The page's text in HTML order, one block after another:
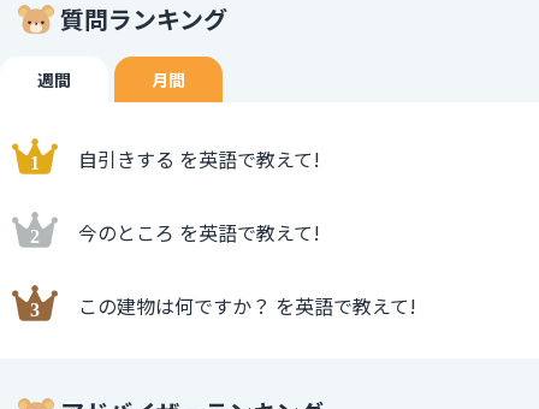
質問ランキング
週間 月間
自引きする を英語で教えて!
今のところ を英語で教えて!
この建物は何ですか？ を英語で教えて!